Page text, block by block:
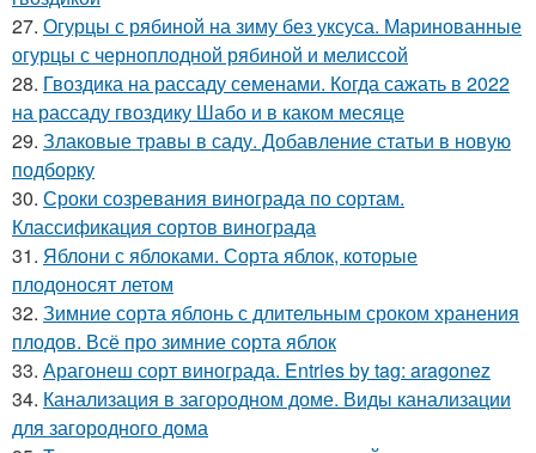
27. Огурцы с рябиной на зиму без уксуса. Маринованные
огурцы с черноплодной рябиной и мелиссой
28. Гвоздика на рассаду семенами. Когда сажать в 2022
на рассаду гвоздику Шабо и в каком месяце
29. Злаковые травы в саду. Добавление статьи в новую
подборку
30. Сроки созревания винограда по сортам.
Классификация сортов винограда
31. Яблони с яблоками. Сорта яблок, которые
плодоносят летом
32. Зимние сорта яблонь с длительным сроком хранения
плодов. Всё про зимние сорта яблок
33. Арагонеш сорт винограда. Entries by tag: aragonez
34. Канализация в загородном доме. Виды канализации
для загородного дома